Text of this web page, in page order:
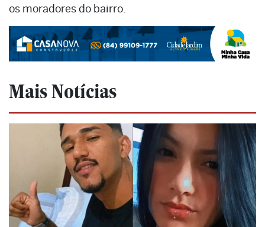
os moradores do bairro.
Mais Notícias